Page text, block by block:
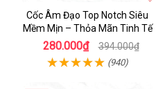
Cốc Âm Đạo Top Notch Siêu
Mềm Mịn – Thỏa Mãn Tinh Tế
280.000₫ 394.000₫
(940)